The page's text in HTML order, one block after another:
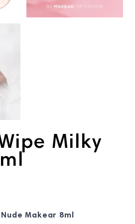
Milky
image
Makear 8ml